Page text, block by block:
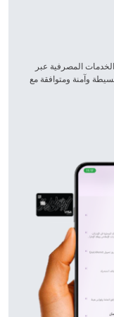
المصرفية عبر
وآمنة ومتوافقة مع